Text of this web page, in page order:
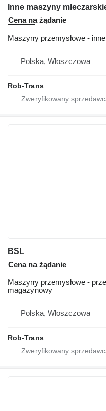
Inne maszyny
Cena na żądanie
Maszyny przemysłowe -
Polska, Włoszczowa
Rob-Trans
BSL
Cena na żądanie
Maszyny przemysłowe -
magazynowy
Polska, Włoszczowa
Rob-Trans